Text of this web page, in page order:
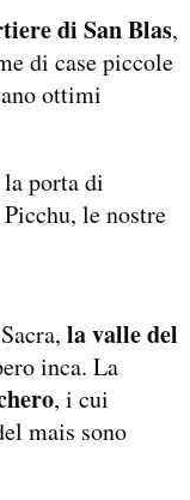
di San Blas,
di case piccole
ottimi
porta di
le nostre
la valle del
inca. La
, i cui
mais sono